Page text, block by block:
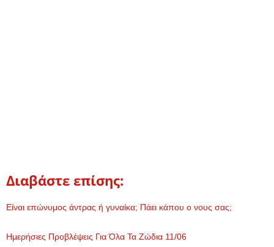
Διαβάστε επίσης:
Είναι επώνυμος άντρας ή γυναίκα; Πάει κάπου ο νους σας;
Ημερήσιες Προβλέψεις Για Όλα Τα Ζώδια 11/06